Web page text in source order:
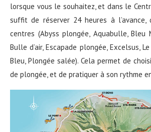
lorsque vous le souhaitez, et dans le
suffit de réserver 24 heures à l’avance,
centres (Abyss plongée, Aquabulle, Bleu
Bulle d’air, Escapade plongée, Excelsus,
Bleu, Plongée salée). Cela permet de
de plongée, et de pratiquer à son rythme